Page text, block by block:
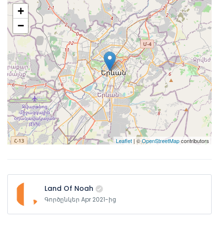
+
−
Leaflet| ©OpenStreetMapcontributors
Land Of Noah
Գործընկեր Apr 2021-ից